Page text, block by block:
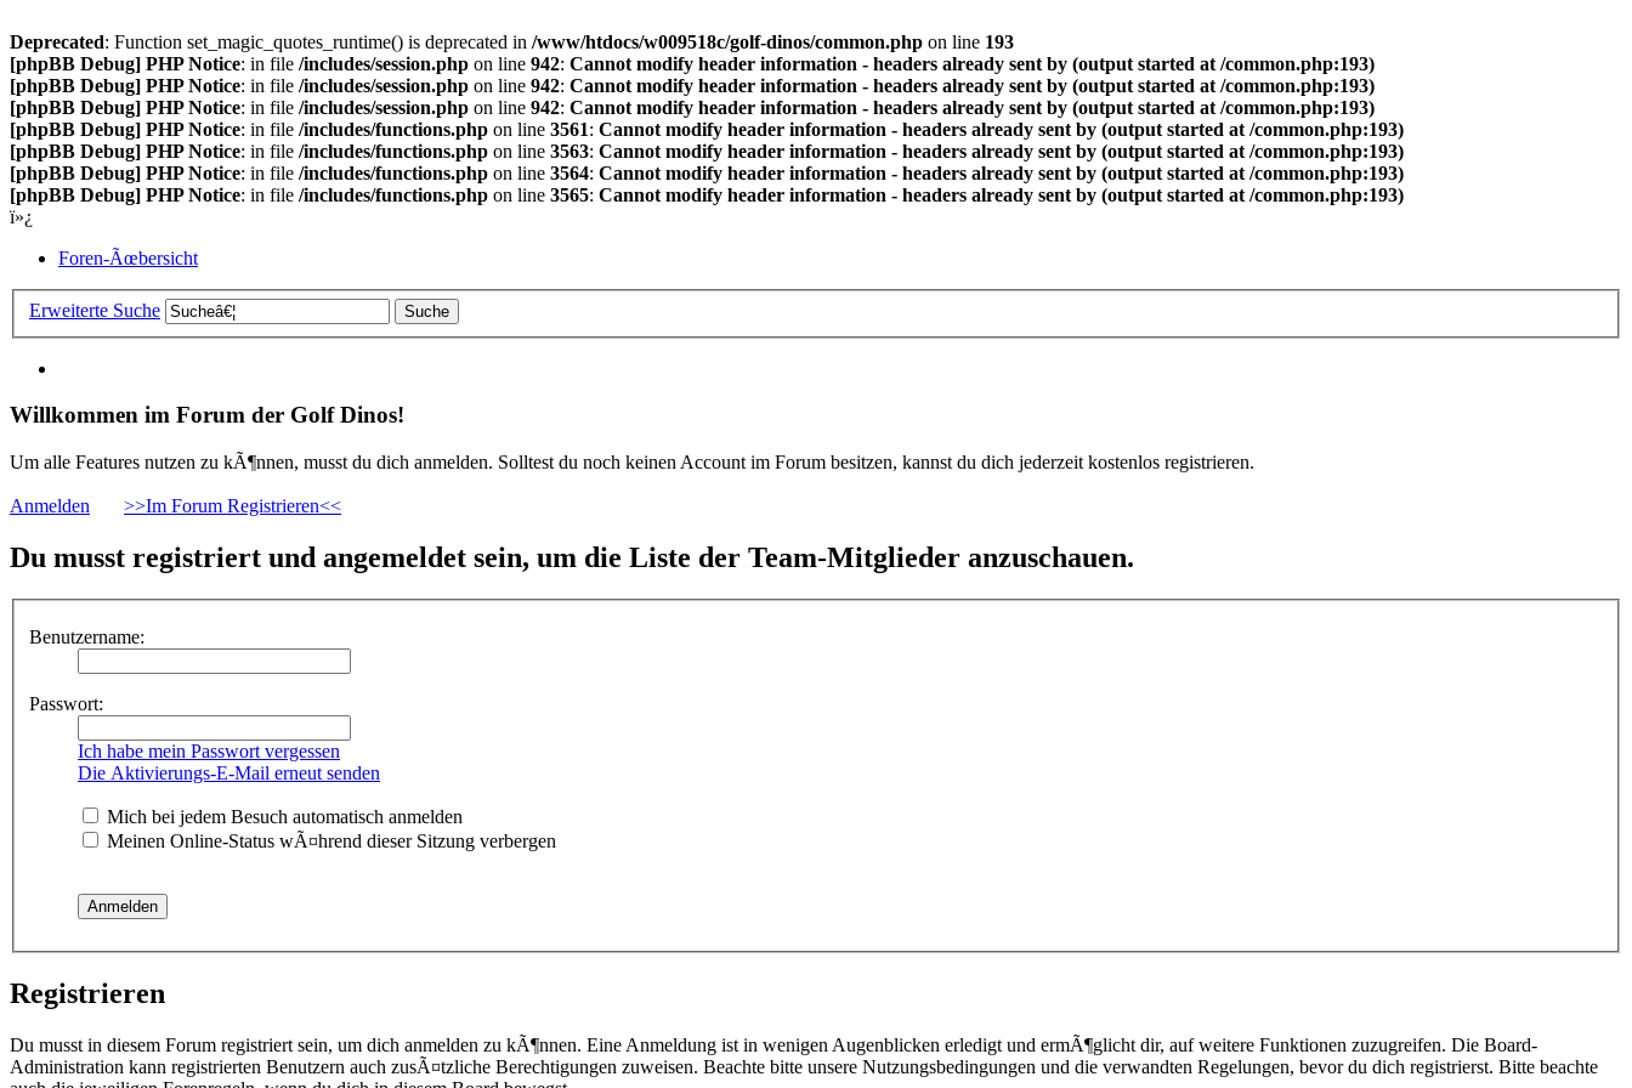
Deprecated: Function set_magic_quotes_runtime() is deprecated in /www/htdocs/w009518c/golf-dinos/common.php on line 193
[phpBB Debug] PHP Notice: in file /includes/session.php on line 942: Cannot modify header information - headers already sent by (output started at /common.php:193)
[phpBB Debug] PHP Notice: in file /includes/session.php on line 942: Cannot modify header information - headers already sent by (output started at /common.php:193)
[phpBB Debug] PHP Notice: in file /includes/session.php on line 942: Cannot modify header information - headers already sent by (output started at /common.php:193)
[phpBB Debug] PHP Notice: in file /includes/functions.php on line 3561: Cannot modify header information - headers already sent by (output started at /common.php:193)
[phpBB Debug] PHP Notice: in file /includes/functions.php on line 3563: Cannot modify header information - headers already sent by (output started at /common.php:193)
[phpBB Debug] PHP Notice: in file /includes/functions.php on line 3564: Cannot modify header information - headers already sent by (output started at /common.php:193)
[phpBB Debug] PHP Notice: in file /includes/functions.php on line 3565: Cannot modify header information - headers already sent by (output started at /common.php:193)
ï»¿
Foren-Ãœbersicht
Erweiterte Suche
Willkommen im Forum der Golf Dinos!
Um alle Features nutzen zu kÃ¶nnen, musst du dich anmelden. Solltest du noch keinen Account im Forum besitzen, kannst du dich jederzeit kostenlos registrieren.
Anmelden >>Im Forum Registrieren<<
Du musst registriert und angemeldet sein, um die Liste der Team-Mitglieder anzuschauen.
Benutzername:
Passwort:
Ich habe mein Passwort vergessen
Die Aktivierungs-E-Mail erneut senden
Mich bei jedem Besuch automatisch anmelden
Meinen Online-Status wÃ¤hrend dieser Sitzung verbergen
Registrieren
Du musst in diesem Forum registriert sein, um dich anmelden zu kÃ¶nnen. Eine Anmeldung ist in wenigen Augenblicken erledigt und ermÃ¶glicht dir, auf weitere Funktionen zuzugreifen. Die Board-
Administration kann registrierten Benutzern auch zusÃ¤tzliche Berechtigungen zuweisen. Beachte bitte unsere Nutzungsbedingungen und die verwandten Regelungen, bevor du dich registrierst. Bitte beachte